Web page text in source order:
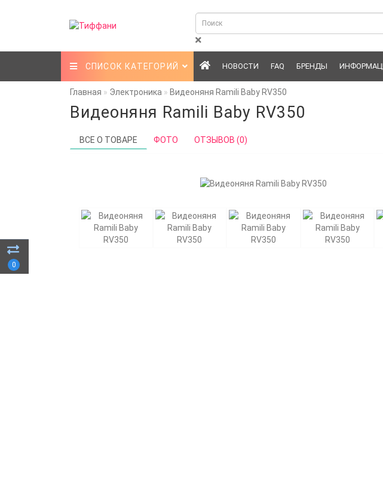
0
СПИСОК КАТЕГОРИЙ НОВОСТИ FAQ БРЕНДЫ
Главная Электроника Видеоняня Ramili Baby RV350
Видеоняня Ramili Baby RV350
ВСЕ О ТОВАРЕ ФОТО ОТЗЫВОВ (0)